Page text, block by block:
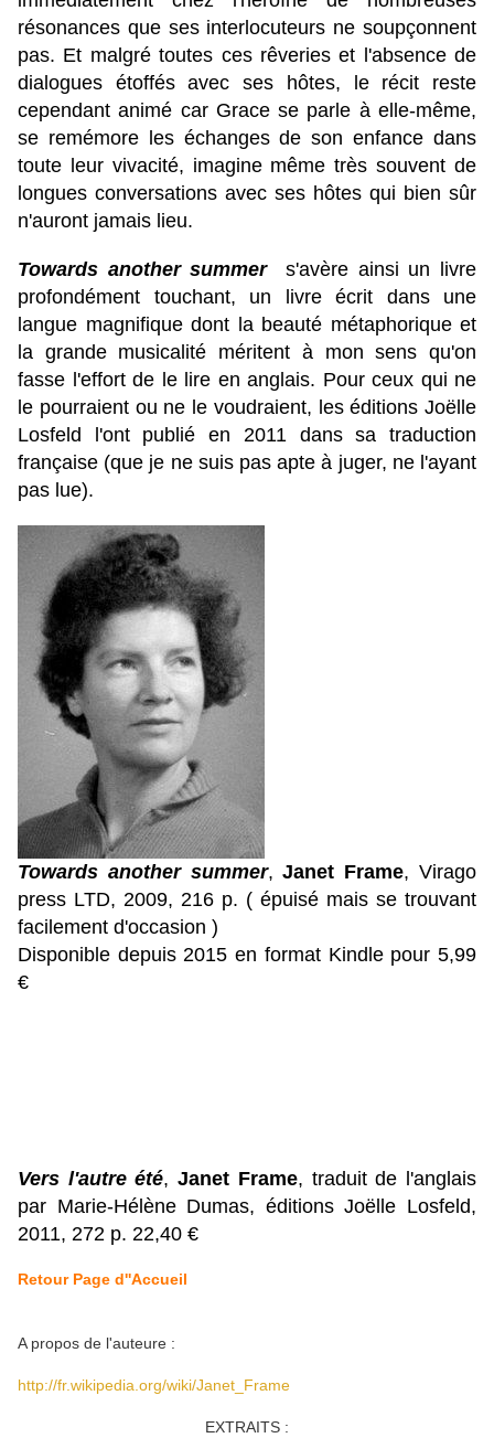
résonances que ses interlocuteurs ne soupçonnent
pas. Et malgré toutes ces rêveries et l'absence de
dialogues étoffés avec ses hôtes, le récit reste
cependant animé car Grace se parle à elle-même,
se remémore les échanges de son enfance dans
toute leur vivacité, imagine même très souvent de
longues conversations avec ses hôtes qui bien sûr
n'auront jamais lieu.
Towards another summer
s'avère ainsi un livre
profondément touchant, un livre écrit dans une
langue magnifique dont la beauté métaphorique et
la grande musicalité méritent à mon sens qu'on
fasse l'effort de le lire en anglais. Pour ceux qui ne
le pourraient ou ne le voudraient, les éditions Joëlle
Losfeld l'ont publié en 2011 dans sa traduction
française (que je ne suis pas apte à juger, ne l'ayant
pas lue).
Towards another summer,Janet Frame, Virago
press LTD, 2009, 216 p. ( épuisé mais se trouvant
facilement d'occasion )
Disponible depuis 2015 en format Kindle pour 5,99
€
Vers l'autre été,Janet Frame, traduit de l'anglais
par Marie-Hélène Dumas, éditions Joëlle Losfeld,
2011, 272 p. 22,40 €
Retour Page d''Accueil
A propos de l'auteure :
http://fr.wikipedia.org/wiki/Janet_Frame
EXTRAITS :